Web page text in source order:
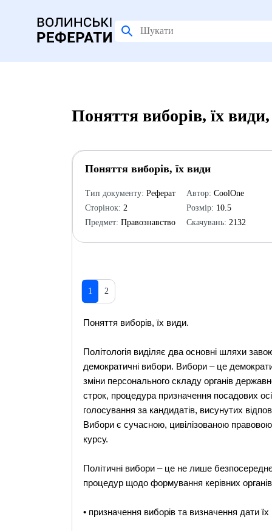
Поняття виборів, їх
Поняття виборів, їх види
Тип документу: Реферат
Сторінок: 2
Предмет: Правознавство
Автор: CoolOne
Розмір: 10.5
Скачувань: 2132
1 2
Поняття виборів, їх види.
Політологія виділяє два основні шляхи
демократичні вибори. Вибори – це
зміни персонального складу органів
строк, процедура призначення посадових
голосування за кандидатів, висунутих
Вибори є сучасною, цивілізованою
курсу.
Політичні вибори – це не лише
процедур щодо формування керівних
• призначення виборів та визначення дати